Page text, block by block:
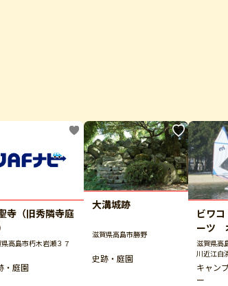
寺（旧秀隣寺庭
高島市朽木岩瀬３７
・庭園
大溝城跡
滋賀県高島市勝野
史跡・庭園
ビワ
ーツ
プ場
滋賀県高
川近江白
キャン
ー